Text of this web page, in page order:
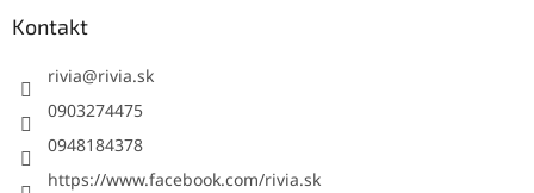
Kontakt
rivia@rivia.sk
0903274475
0948184378
https://www.facebook.com/rivia.sk